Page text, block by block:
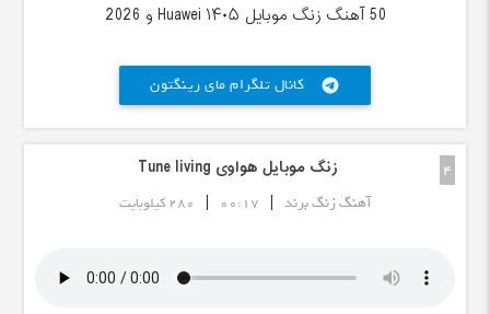
50 آهنگ زنگ موبایل Huawei ۱۴۰۵ و 2026
کانال تلگرام مای رینگتون telegram
4 زنگ موبایل هواوی Tune living
آهنگ زنگ برند |
00:17
| 280 کیلوبایت